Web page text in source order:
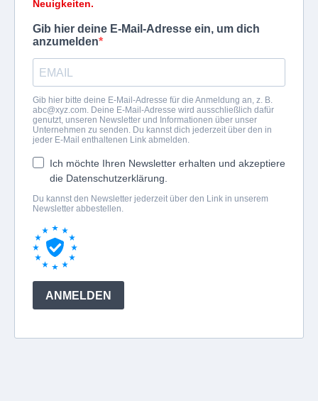
Neuigkeiten.
Gib hier deine E-Mail-Adresse ein, um dich
anzumelden
Gib hier bitte deine E-Mail-Adresse für die Anmeldung an, z. B.
abc@xyz.com. Deine E-Mail-Adresse wird ausschließlich dafür
genutzt, unseren Newsletter und Informationen über unser
Unternehmen zu senden. Du kannst dich jederzeit über den in
jeder E-Mail enthaltenen Link abmelden.
Ich möchte Ihren Newsletter erhalten und akzeptiere
die Datenschutzerklärung.
Du kannst den Newsletter jederzeit über den Link in unserem
Newsletter abbestellen.
ANMELDEN